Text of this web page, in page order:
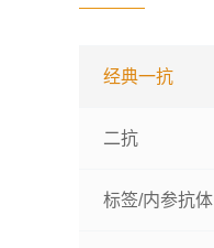
经典一抗
二抗
标签/内参抗体